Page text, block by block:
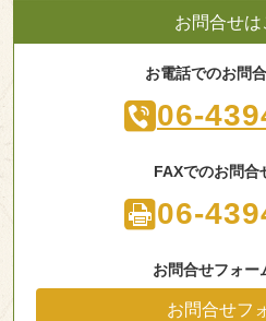
お問合せは
お電話でのお問
06-
FAXでのお問合
06-
お問合せフォー
お問合せフ